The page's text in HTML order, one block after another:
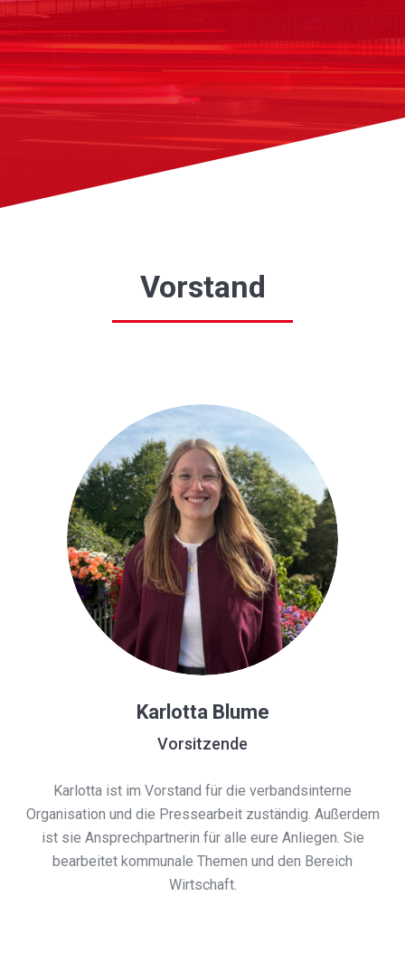
Vorstand
Karlotta Blume
Vorsitzende
Karlotta ist im Vorstand für die verbandsinterne
Organisation und die Pressearbeit zuständig. Außerdem
ist sie Ansprechpartnerin für alle eure Anliegen. Sie
bearbeitet kommunale Themen und den Bereich
Wirtschaft.